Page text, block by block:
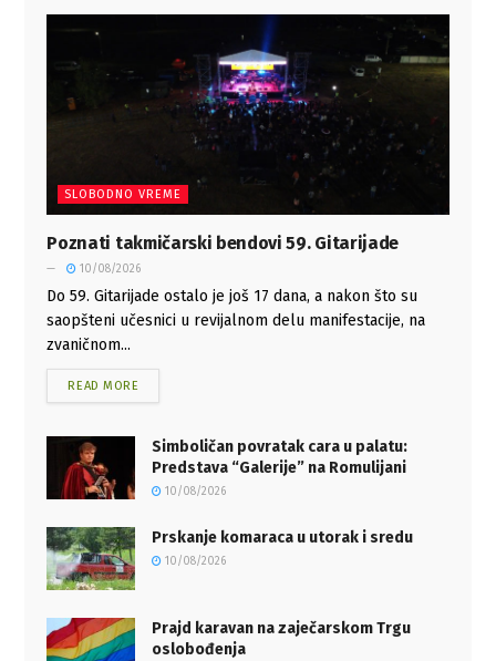
SLOBODNO VREME
Poznati takmičarski bendovi 59. Gitarijade
10/08/2026
Do 59. Gitarijade ostalo je još 17 dana, a nakon što su
saopšteni učesnici u revijalnom delu manifestacije, na
zvaničnom...
READ MORE
Simboličan povratak cara u palatu:
Predstava “Galerije” na Romulijani
10/08/2026
Prskanje komaraca u utorak i sredu
10/08/2026
Prajd karavan na zaječarskom Trgu
oslobođenja